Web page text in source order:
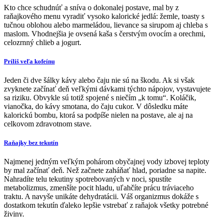
Kto chce schudnúť a sníva o dokonalej postave, mal by z
raňajkového menu vyradiť vysoko kalorické jedlá: žemle, toasty s
tučnou oblohou alebo marmeládou, lievance sa sirupom aj chleba s
maslom. Vhodnejšia je ovsená kaša s čerstvým ovocím a orechmi,
celozrnný chlieb a jogurt.
Príliš veľa kofeínu
Jeden či dve šálky kávy alebo čaju nie sú na škodu. Ak si však
zvyknete začínať deň veľkými dávkami týchto nápojov, vystavujete
sa riziku. Obvykle sú totiž spojené s niečím „k tomu“. Koláčik,
vianočka, do kávy smotana, do čaju cukor. V dôsledku máte
kalorickú bombu, ktorá sa podpíše nielen na postave, ale aj na
celkovom zdravotnom stave.
Raňajky bez tekutín
Najmenej jedným veľkým pohárom obyčajnej vody izbovej teploty
by mal začínať deň. Než začnete zaháňať hlad, poriadne sa napite.
Nahradíte telu tekutiny spotrebovaných v noci, spustíte
metabolizmus, zmenšíte pocit hladu, uľahčíte prácu tráviaceho
traktu. A navyše unikáte dehydratácii. Váš organizmus dokáže s
dostatkom tekutín ďaleko lepšie vstrebať z raňajok všetky potrebné
živiny.